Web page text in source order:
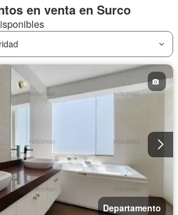
en venta en Surco
Departamento